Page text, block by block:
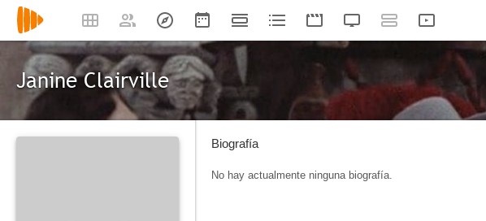
Janine Clairville
Biografía
No hay actualmente ninguna biografía.